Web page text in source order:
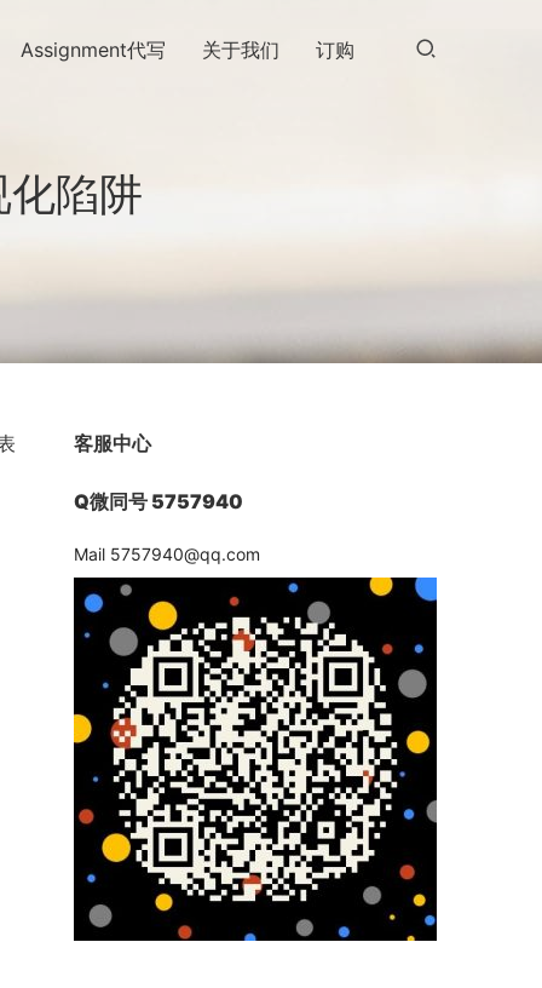
Assignment代写 关于我们 订购
陷阱
客服中心
Q微同号 5757940
Mail 5757940@qq.com